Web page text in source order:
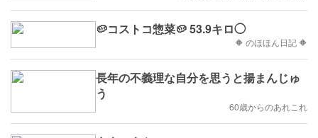
🥔コストコ惣菜🥔 53.9キロ◯
🔶 のほほん日記 🔶
長年の不義理な自分を思うと揚まんじゅ
う
60歳からのあれこれ